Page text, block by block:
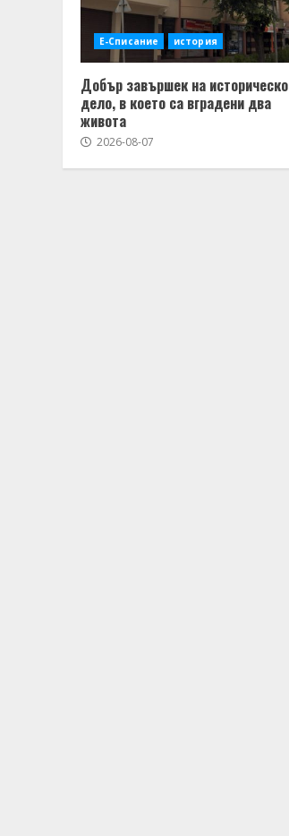
Е-Списание история
Добър завършек на историческо
дело, в което са вградени два
живота
2026-08-07